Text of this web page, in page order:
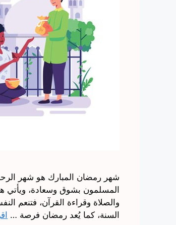
شهر رمضان المبارك هو شهر
المسلمون بشوق وسعادة، ويأتي
والصلاة وقراءة القرآن، فتنعم
السنة، كما يُعد رمضان فرصة …